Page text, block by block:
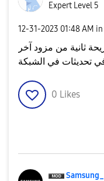
Expert Level 5
‎12-31-2023 01:48 AM in
ثانية من مزود آخر
تحديثات في الشبكة
0 Likes